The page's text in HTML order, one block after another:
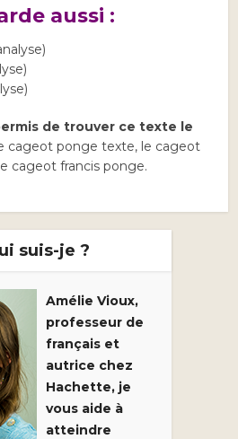
aussi :
de trouver ce texte le
cageot ponge texte, le cageot
cageot francis ponge.
suis-je ?
Amélie Vioux,
professeur de
français et
autrice chez
Hachette, je
vous aide à
atteindre